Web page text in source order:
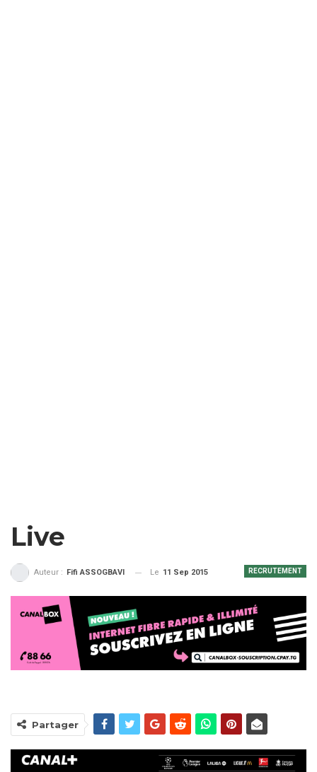
Live
RECRUTEMENT
Auteur : Fifi ASSOGBAVI Le 11 Sep 2015
Partager